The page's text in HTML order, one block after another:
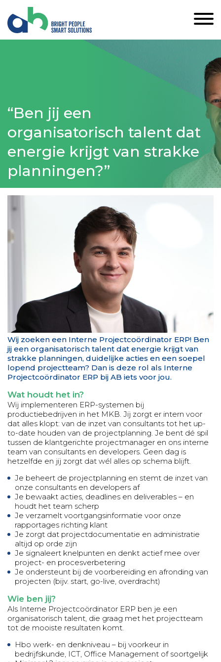
“Ben jij een
organisatorisch talent dat
energie krijgt van strakke
planningen?”
Wij zoeken een Interne Projectcoördinator ERP! Ben
jij een organisatorisch talent dat energie krijgt van
strakke planningen, duidelijke acties en een soepel
lopend projectteam? Dan is deze rol als Interne
Projectcoördinator ERP bij AB iets voor jou.
Wat houdt het in?
Wij implementeren ERP-systemen bij
productiebedrijven in het MKB. Jij zorgt er intern voor
dat alles klopt: van de inzet van consultants tot het up-
to-date houden van de projectplanning. Je bent dé spil
tussen de klantgerichte projectmanager en ons interne
team van consultants en developers. Geen dag is
hetzelfde en jij zorgt dat wél alles op schema blijft.
Je beheert de projectplanning en stemt de inzet van
onze consultants en developers af
Je bewaakt acties, deadlines en deliverables – en
houdt het team scherp
Je verzamelt voortgangsinformatie voor onze
rapportages richting klant
Je zorgt dat projectdocumentatie en administratie
altijd op orde zijn
Je signaleert knelpunten en denkt actief mee over
project- en procesverbetering
Je ondersteunt bij de voorbereiding en afronding van
projecten (bijv. start, go-live, overdracht)
Wie ben jij?
Als Interne Projectcoördinator ERP ben je een
organisatorisch talent, die graag met het projectteam
tot de mooiste resultaten komt.
Hbo werk- en denkniveau – bij voorkeur in
bedrijfskunde, ICT, Office Management of soortgelijk